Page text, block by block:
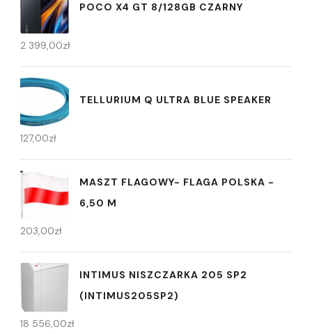
POCO X4 GT 8/128GB CZARNY
2 399,00zł
TELLURIUM Q ULTRA BLUE SPEAKER
127,00zł
MASZT FLAGOWY- FLAGA POLSKA -
6,50 M
203,00zł
INTIMUS NISZCZARKA 205 SP2
(INTIMUS205SP2)
18 556,00zł